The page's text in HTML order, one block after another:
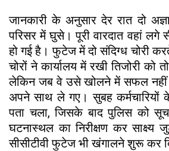
जानकारी के अनुसार देर रात दो
परिसर में घुसे। पूरी वारदात वहां लगे
हो गई है। फुटेज में दो संदिग्ध चोरी
चोरों ने कार्यालय में रखी तिजोरी को
लेकिन जब वे उसे खोलने में सफल नहीं
अपने साथ ले गए। सुबह कर्मचारियों
पता चला, जिसके बाद पुलिस को
घटनास्थल का निरीक्षण कर
सीसीटीवी फुटेज भी खंगालने शुरू कर